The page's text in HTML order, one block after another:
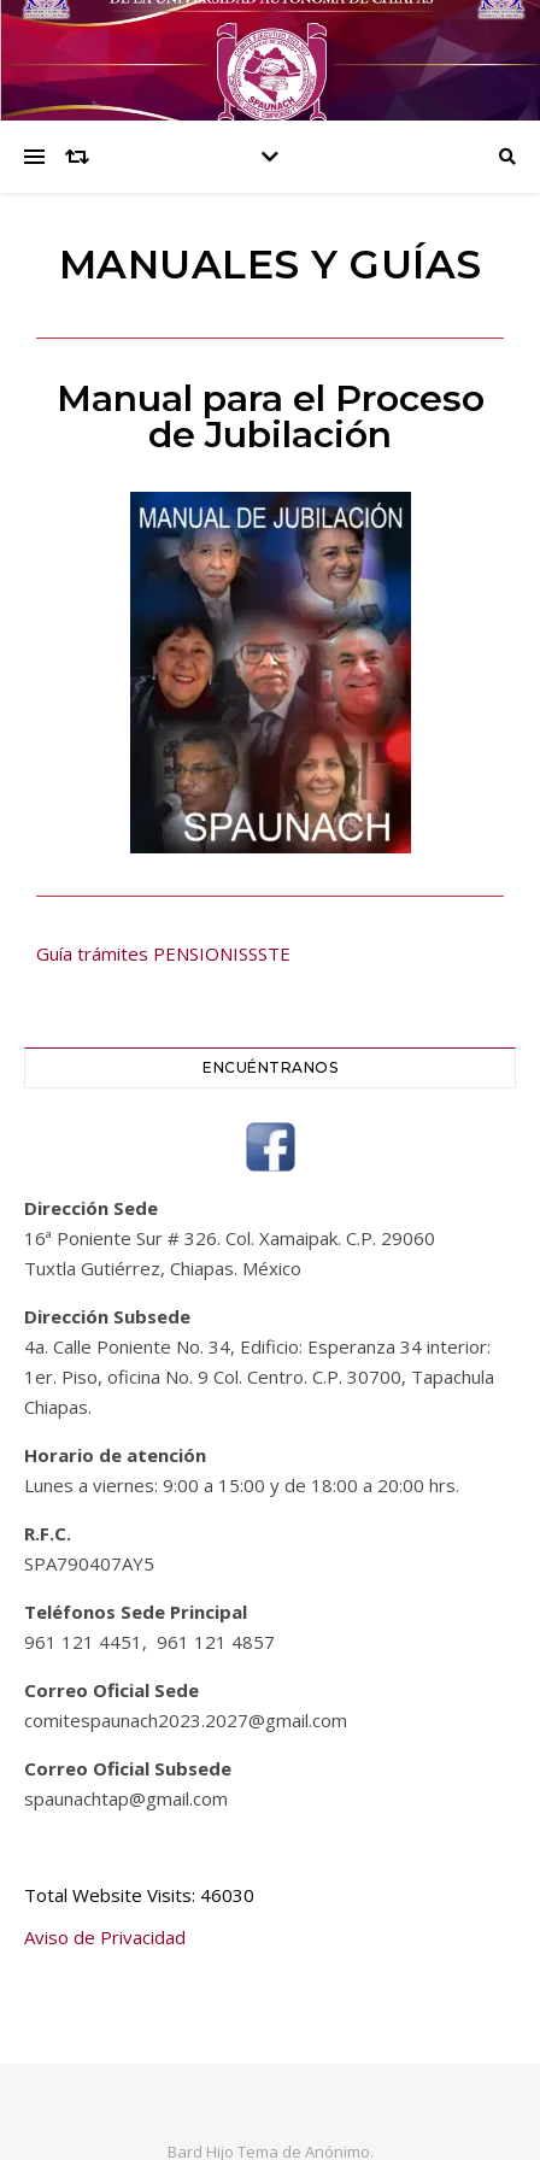
MANUALES Y GUÍAS
Manual para el Proceso
de Jubilación
Guía trámites PENSIONISSSTE
ENCUÉNTRANOS
Dirección Sede
16ª Poniente Sur # 326. Col. Xamaipak. C.P. 29060
Tuxtla Gutiérrez, Chiapas. México
Dirección Subsede
4a. Calle Poniente No. 34, Edificio: Esperanza 34 interior:
1er. Piso, oficina No. 9 Col. Centro. C.P. 30700, Tapachula
Chiapas.
Horario de atención
Lunes a viernes: 9:00 a 15:00 y de 18:00 a 20:00 hrs.
R.F.C.
SPA790407AY5
Teléfonos Sede Principal
961 121 4451, 961 121 4857
Correo Oficial Sede
comitespaunach2023.2027@gmail.com
Correo Oficial Subsede
spaunachtap@gmail.com
Total Website Visits: 46030
Aviso de Privacidad
Bard Hijo Tema de Anónimo.